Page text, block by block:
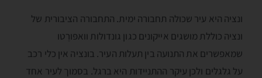
ונציה היא עיר שכולה תחבורה ימית. התחבורה הציבורית של
ונציה כוללת מושגים אייקונים כגון גונדולות וואפּורֶטו
שמאפשרים את התנועה בין תעלות העיר. בונציה אין כלי רכב
על גלגלים ולכן עיקר ההתניידות היא ברגל. בסמוך לעיר אחד